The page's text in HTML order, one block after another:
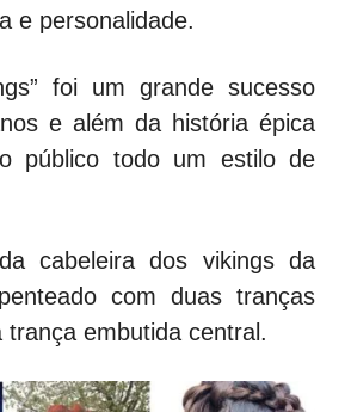
e personalidade.
foi um grande sucesso
e além da história épica
público todo um estilo de
cabeleira dos vikings da
com duas tranças
trança embutida central.